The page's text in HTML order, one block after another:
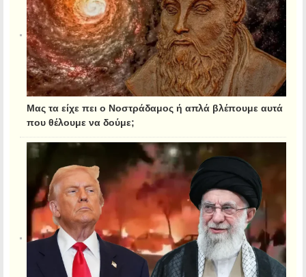
Μας τα είχε πει ο Νοστράδαμος ή απλά βλέπουμε αυτά
που θέλουμε να δούμε;